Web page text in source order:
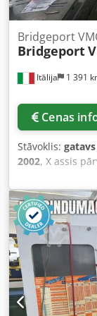
Itālija 1 391
Bridgeport
Bridgeport
Cenas
Stāvoklis:
2002, X assis
attālums:500
kontroliera
10 000 apgr./min
asu skaits:5
,
2002. gadā.
mm, Y-ass
— 500 mm.
vadības sistēmu
meklējat